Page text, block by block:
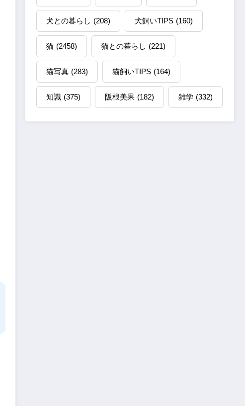
犬との暮らし (208) 犬飼いTIPS (160)
猫 (2458) 猫との暮らし (221)
猫写真 (283) 猫飼いTIPS (164)
知識 (375) 阪根美果 (182) 雑学 (332)